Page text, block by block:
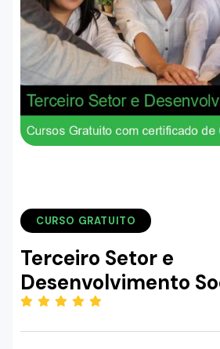
CURSO GRATUITO
Terceiro Setor e
Desenvolvimento